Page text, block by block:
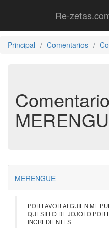
Re-
Principal Comentarios
MERENGUE
POR FAVOR ALGUIEN ME
QUESILLO DE JOJOTO POR
INGREDIENTES